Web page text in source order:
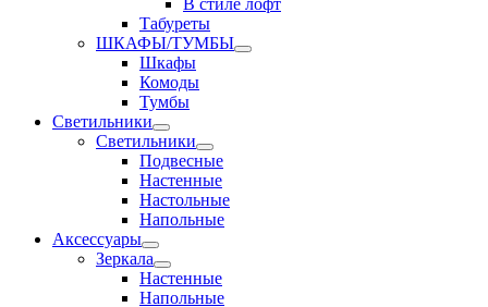
В стиле лофт
Табуреты
ШКАФЫ/ТУМБЫ
Шкафы
Комоды
Тумбы
Светильники
Светильники
Подвесные
Настенные
Настольные
Напольные
Аксессуары
Зеркала
Настенные
Напольные